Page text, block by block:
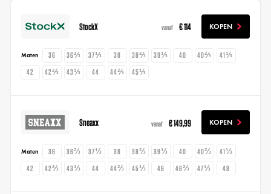
StockX vanaf € 114 KOPEN
Maten 36 36⅔ 37⅓ 38 38⅔ 39⅓ 40 40⅔
41⅓
42
42⅔ 43⅓ 44 44⅔ 45⅓
Sneaxx vanaf € 149,99 KOPEN
Maten 36 36⅔ 37⅓ 38 38⅔ 39⅓ 40 40⅔
41⅓
42
42⅔ 43⅓ 44 44⅔ 45⅓ 46 46⅔ 47⅓ 48